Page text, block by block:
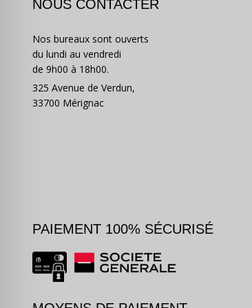
NOUS CONTACTER
Nos bureaux sont ouverts
du lundi au vendredi
de 9h00 à 18h00.
325 Avenue de Verdun,
33700 Mérignac
PAIEMENT 100% SÉCURISÉ